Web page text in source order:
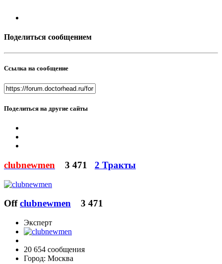
Поделиться сообщением
Ссылка на сообщение
Поделиться на другие сайты
clubnewmen 3 471 2 Тракты
Off clubnewmen 3 471
Эксперт
20 654 сообщения
Город: Москва